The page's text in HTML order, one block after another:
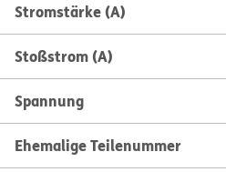
Stromstärke (A)
Stoßstrom (A)
Spannung
Ehemalige Teilenummer